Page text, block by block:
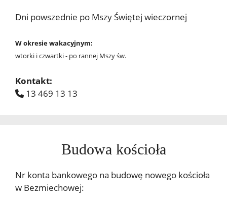
Dni powszednie po Mszy Świętej wieczornej
W okresie wakacyjnym:
wtorki i czwartki - po rannej Mszy św.
Kontakt:
13 469 13 13
Budowa kościoła
Nr konta bankowego na budowę nowego kościoła
w Bezmiechowej: